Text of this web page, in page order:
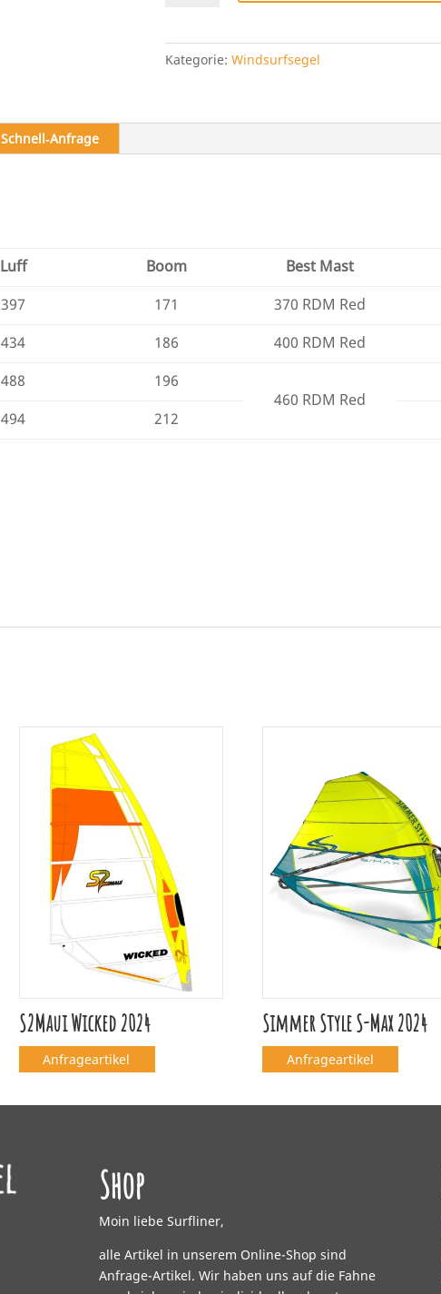
Kategorie: Windsurfsegel
Schnell‑Anfrage
Luff Boom Best Mast
397 171 370 RDM Red
434 186 400 RDM Red
488
196
460 RDM Red
494 212
S2Maui Wicked 2024
Anfrageartikel
Simmer Style S-Max 2024
Anfrageartikel
Shop
Moin liebe Surfliner,
alle Artikel in unserem Online-Shop sind
Anfrage-Artikel. Wir haben uns auf die Fahne